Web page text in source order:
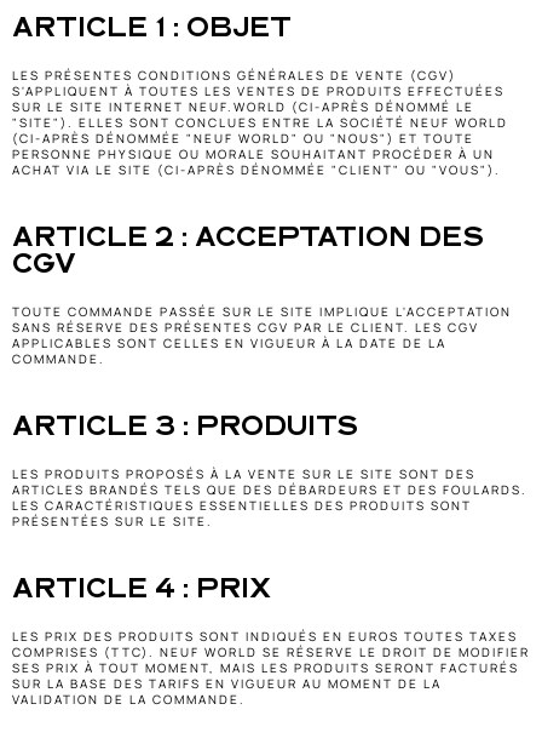
ARTICLE 1 : OBJET
LES PRÉSENTES CONDITIONS GÉNÉRALES DE VENTE (CGV)
S'APPLIQUENT À TOUTES LES VENTES DE PRODUITS EFFECTUÉES
SUR LE SITE INTERNET NEUF.WORLD (CI-APRÈS DÉNOMMÉ LE
"SITE"). ELLES SONT CONCLUES ENTRE LA SOCIÉTÉ NEUF WORLD
(CI-APRÈS DÉNOMMÉE "NEUF WORLD" OU "NOUS") ET TOUTE
PERSONNE PHYSIQUE OU MORALE SOUHAITANT PROCÉDER À UN
ACHAT VIA LE SITE (CI-APRÈS DÉNOMMÉE "CLIENT" OU "VOUS").
ARTICLE 2 : ACCEPTATION DES
CGV
TOUTE COMMANDE PASSÉE SUR LE SITE IMPLIQUE L'ACCEPTATION
SANS RÉSERVE DES PRÉSENTES CGV PAR LE CLIENT. LES CGV
APPLICABLES SONT CELLES EN VIGUEUR À LA DATE DE LA
COMMANDE.
ARTICLE 3 : PRODUITS
LES PRODUITS PROPOSÉS À LA VENTE SUR LE SITE SONT DES
ARTICLES BRANDÉS TELS QUE DES DÉBARDEURS ET DES FOULARDS.
LES CARACTÉRISTIQUES ESSENTIELLES DES PRODUITS SONT
PRÉSENTÉES SUR LE SITE.
ARTICLE 4 : PRIX
LES PRIX DES PRODUITS SONT INDIQUÉS EN EUROS TOUTES TAXES
COMPRISES (TTC). NEUF WORLD SE RÉSERVE LE DROIT DE MODIFIER
SES PRIX À TOUT MOMENT, MAIS LES PRODUITS SERONT FACTURÉS
SUR LA BASE DES TARIFS EN VIGUEUR AU MOMENT DE LA
VALIDATION DE LA COMMANDE.